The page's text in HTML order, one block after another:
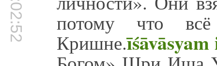
потому что
Кришне.